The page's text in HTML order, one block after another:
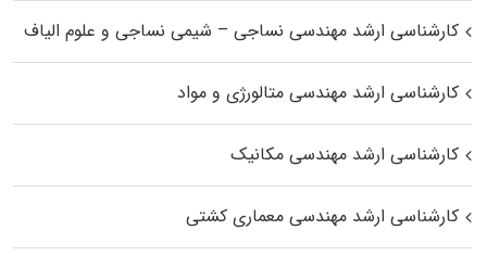
کارشناسی ارشد مهندسی نساجی – شیمی نساجی و علوم الیاف
کارشناسی ارشد مهندسی متالورژی و مواد
کارشناسی ارشد مهندسی مکانیک
کارشناسی ارشد مهندسی معماری کشتی